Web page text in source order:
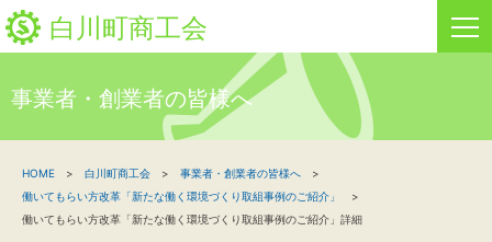
白川町商工会
新着情報
事業者・創業者の皆様へ
HOME 白川町商工会
事業者・創業者の皆様へ
働いてもらい方改革「新たな働く環境づくり取組事例のご紹介」
働いてもらい方改革「新たな働く環境づくり取組事例のご紹介」詳細